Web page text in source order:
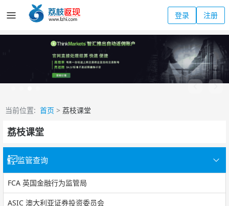
登录 注册
当前位置: 首页 > 荔枝课堂
荔枝课堂
监管查询
FCA 英国金融行为监管局
ASIC 澳大利亚证券投资委员会